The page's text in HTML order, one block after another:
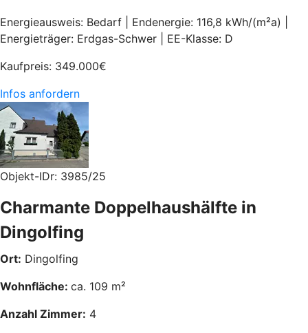
Energieausweis: Bedarf | Endenergie: 116,8 kWh/(m²a) |
Energieträger: Erdgas-Schwer | EE-Klasse: D
Kaufpreis: 349.000€
Infos anfordern
Objekt-IDr: 3985/25
Charmante Doppelhaushälfte in
Dingolfing
Ort: Dingolfing
Wohnfläche: ca. 109 m²
Anzahl Zimmer: 4